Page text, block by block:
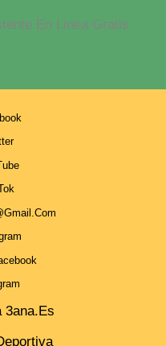
En Linea Gratis